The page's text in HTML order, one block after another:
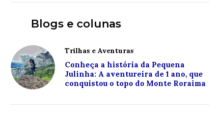
Blogs e colunas
Trilhas e Aventuras
Conheça a história da Pequena
Julinha: A aventureira de 1 ano, que
conquistou o topo do Monte Roraima